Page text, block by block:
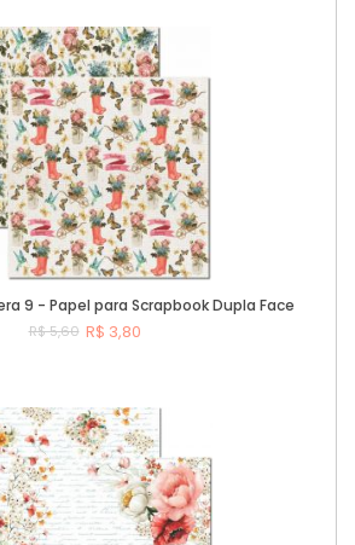
9 - Papel para Scrapbook Dupla Face
R$ 5,60 R$ 3,80